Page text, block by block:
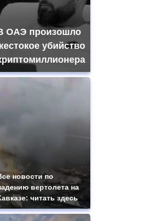
ОАЭ произошло
убийство
новости по
вертолета на
читать здесь